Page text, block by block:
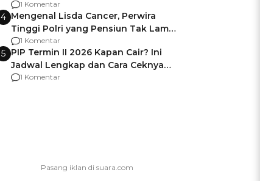
Berencana Pakai Jimat di Pakansari
1 Komentar
4 Mengenal Lisda Cancer, Perwira
Tinggi Polri yang Pensiun Tak Lama
Usai Jadi Brigjen
1 Komentar
5 PIP Termin II 2026 Kapan Cair? Ini
Jadwal Lengkap dan Cara Ceknya
agar Dana Tidak Hangus!
1 Komentar